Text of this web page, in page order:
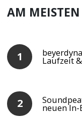
AM MEISTEN
Laufzeit
neuen